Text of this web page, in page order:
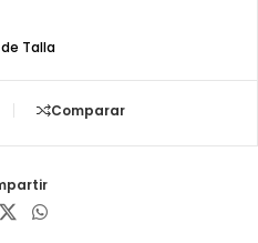
Talla
Comparar